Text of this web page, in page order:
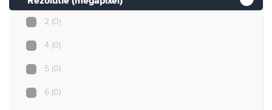
12(0)
16(1)
24(0)
Nespecificat
2 (0)
4 (0)
5 (0)
6 (0)